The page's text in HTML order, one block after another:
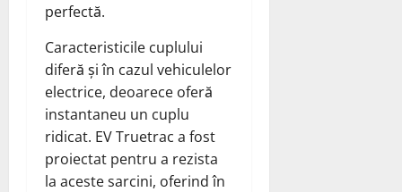
perfectă.
Caracteristicile cuplului
diferă și în cazul vehiculelor
electrice, deoarece oferă
instantaneu un cuplu
ridicat. EV Truetrac a fost
proiectat pentru a rezista
la aceste sarcini, oferind în